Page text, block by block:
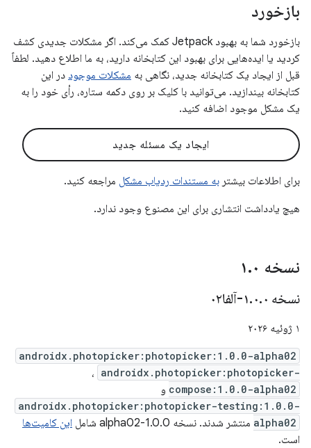
بازخورد
بازخورد شما به بهبود Jetpack کمک می‌کند. اگر مشکلات جدیدی کشف
کردید یا ایده‌هایی برای بهبود این کتابخانه دارید، به ما اطلاع دهید. لطفاً
قبل از ایجاد یک کتابخانه جدید، نگاهی به مشکلات موجود در این
کتابخانه بیندازید. می‌توانید با کلیک بر روی دکمه ستاره، رأی خود را به
یک مشکل موجود اضافه کنید.
ایجاد یک مسئله جدید
برای اطلاعات بیشتر به مستندات ردیاب مشکل مراجعه کنید.
هیچ یادداشت انتشاری برای این مصنوع وجود ندارد.
نسخه ۱ .۰
نسخه ۱ .۰.۰-آلفا۰۲
۱ ژوئیه ۲۰۲۶
androidx.photopicker:photopicker:1.0.0-alpha02
، androidx.photopicker:photopicker-
compose:1.0.0-alpha02 و
androidx.photopicker:photopicker-testing:1.0.0-
alpha02 منتشر شدند. نسخه 1.0.0-alpha02 شامل
این کامیت‌ها
است.